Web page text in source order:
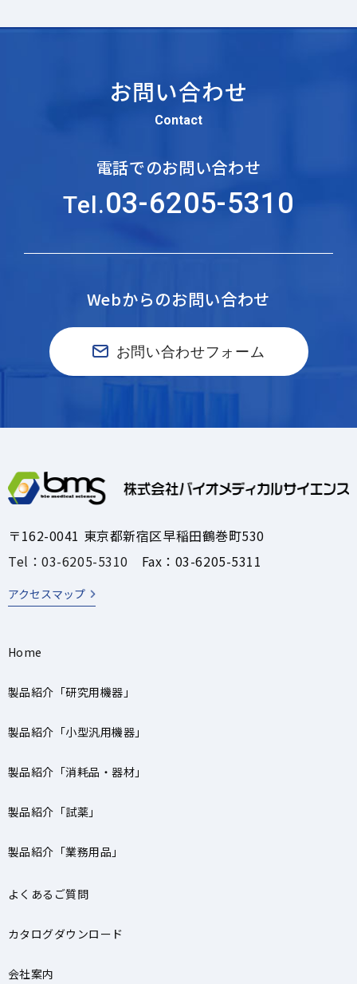
お問い合わせ
Contact
電話でのお問い合わせ
Tel.03-6205-5310
Webからのお問い合わせ
お問い合わせフォーム
〒162-0041 東京都新宿区早稲田鶴巻町530
Tel：03-6205-5310 Fax：03-6205-5311
アクセスマップ
Home
製品紹介「研究用機器」
製品紹介「小型汎用機器」
製品紹介「消耗品・器材」
製品紹介「試薬」
製品紹介「業務用品」
よくあるご質問
カタログダウンロード
会社案内